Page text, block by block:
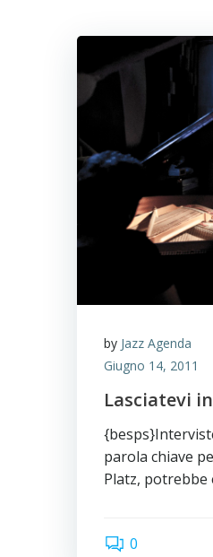
by Jazz Agenda
Giugno 14, 2011
Lasciatevi
parola chiave
Platz, potrebbe
0